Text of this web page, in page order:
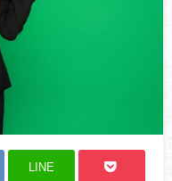
LINE